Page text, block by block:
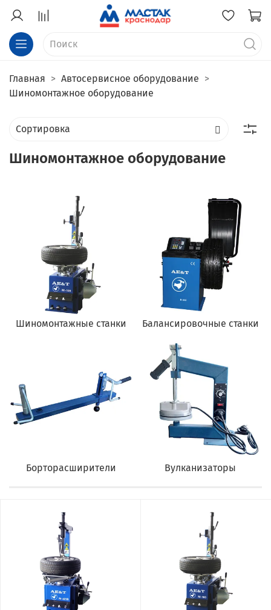
Главная
Автосервисное оборудование
Шиномонтажное оборудование
Шиномонтажное оборудование
Шиномонтажные станки Балансировочные станки
Борторасширители Вулканизаторы